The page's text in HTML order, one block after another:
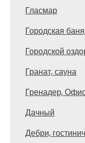
Гласмар
Городская
Городской
Гранат, сауна
Гренадер,
Дачный
Дебри,